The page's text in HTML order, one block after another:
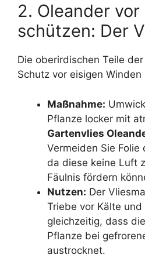
2. Oleander vor
schützen: Der
Die oberirdischen Teile
Schutz vor eisigen
Maßnahme:
Pflanze locker mit
Gartenvlies
Vermeiden Sie
da diese keine Luft
Fäulnis fördern
Nutzen: Der
Triebe vor Kälte
gleichzeitig, dass
Pflanze bei
austrocknet.